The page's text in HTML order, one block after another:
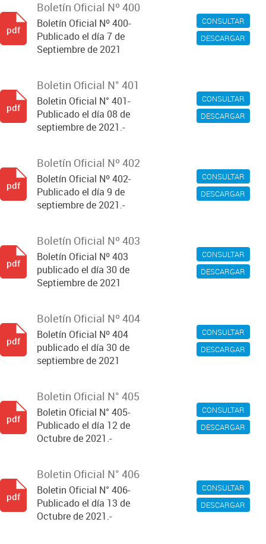
CONSULTAR
DESCARGAR
Boletín Oficial Nº 400
Boletín Oficial Nº 400-
Publicado el día 7 de
Septiembre de 2021
pdf
CONSULTAR
DESCARGAR
Boletin Oficial N° 401
Boletin Oficial N° 401-
Publicado el día 08 de
septiembre de 2021.-
pdf
CONSULTAR
DESCARGAR
Boletín Oficial Nº 402
Boletín Oficial Nº 402-
Publicado el día 9 de
septiembre de 2021.-
pdf
CONSULTAR
DESCARGAR
Boletín Oficial Nº 403
Boletín Oficial Nº 403
publicado el día 30 de
Septiembre de 2021
pdf
CONSULTAR
DESCARGAR
Boletín Oficial Nº 404
Boletín Oficial Nº 404
publicado el día 30 de
septiembre de 2021
pdf
CONSULTAR
DESCARGAR
Boletin Oficial N° 405
Boletin Oficial N° 405-
Publicado el día 12 de
Octubre de 2021.-
pdf
CONSULTAR
DESCARGAR
Boletin Oficial N° 406
Boletin Oficial N° 406-
Publicado el día 13 de
Octubre de 2021.-
pdf